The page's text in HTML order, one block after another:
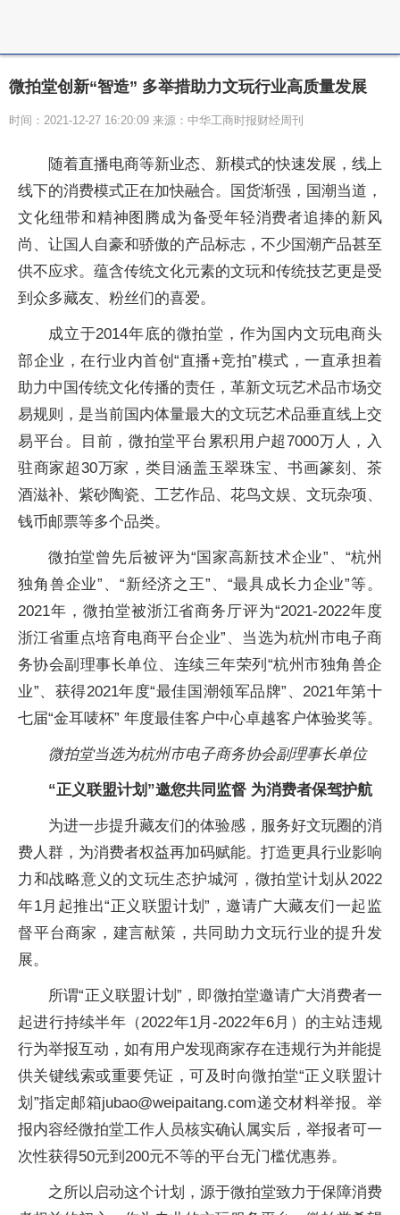
微拍堂创新“智造” 多举措助力文玩行业高质量发展
时间：2021-12-27 16:20:09 来源：中华工商时报财经周刊
随着直播电商等新业态、新模式的快速发展，线上
线下的消费模式正在加快融合。国货渐强，国潮当道，
文化纽带和精神图腾成为备受年轻消费者追捧的新风
尚、让国人自豪和骄傲的产品标志，不少国潮产品甚至
供不应求。蕴含传统文化元素的文玩和传统技艺更是受
到众多藏友、粉丝们的喜爱。
成立于2014年底的微拍堂，作为国内文玩电商头
部企业，在行业内首创“直播+竞拍”模式，一直承担着
助力中国传统文化传播的责任，革新文玩艺术品市场交
易规则，是当前国内体量最大的文玩艺术品垂直线上交
易平台。目前，微拍堂平台累积用户超7000万人，入
驻商家超30万家，类目涵盖玉翠珠宝、书画篆刻、茶
酒滋补、紫砂陶瓷、工艺作品、花鸟文娱、文玩杂项、
钱币邮票等多个品类。
微拍堂曾先后被评为“国家高新技术企业”、“杭州
独角兽企业”、“新经济之王”、“最具成长力企业”等。
2021年，微拍堂被浙江省商务厅评为“2021-2022年度
浙江省重点培育电商平台企业”、当选为杭州市电子商
务协会副理事长单位、连续三年荣列“杭州市独角兽企
业”、获得2021年度“最佳国潮领军品牌”、2021年第十
七届“金耳唛杯” 年度最佳客户中心卓越客户体验奖等。
微拍堂当选为杭州市电子商务协会副理事长单位
“正义联盟计划”邀您共同监督 为消费者保驾护航
为进一步提升藏友们的体验感，服务好文玩圈的消
费人群，为消费者权益再加码赋能。打造更具行业影响
力和战略意义的文玩生态护城河，微拍堂计划从2022
年1月起推出“正义联盟计划”，邀请广大藏友们一起监
督平台商家，建言献策，共同助力文玩行业的提升发
展。
所谓“正义联盟计划”，即微拍堂邀请广大消费者一
起进行持续半年（2022年1月-2022年6月）的主站违规
行为举报互动，如有用户发现商家存在违规行为并能提
供关键线索或重要凭证，可及时向微拍堂“正义联盟计
划”指定邮箱jubao@weipaitang.com递交材料举报。举
报内容经微拍堂工作人员核实确认属实后，举报者可一
次性获得50元到200元不等的平台无门槛优惠券。
之所以启动这个计划，源于微拍堂致力于保障消费